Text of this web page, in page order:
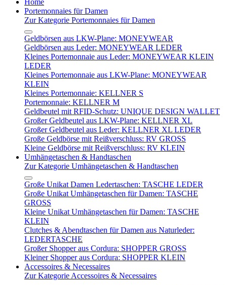
Home
Portemonnaies für Damen
Zur Kategorie Portemonnaies für Damen
Geldbörsen aus LKW-Plane: MONEYWEAR
Geldbörsen aus Leder: MONEYWEAR LEDER
Kleines Portemonnaie aus Leder: MONEYWEAR KLEIN
LEDER
Kleines Portemonnaie aus LKW-Plane: MONEYWEAR
KLEIN
Kleines Portemonnaie: KELLNER S
Portemonnaie: KELLNER M
Geldbeutel mit RFID-Schutz: UNIQUE DESIGN WALLET
Großer Geldbeutel aus LKW-Plane: KELLNER XL
Großer Geldbeutel aus Leder: KELLNER XL LEDER
Große Geldbörse mit Reißverschluss: RV GROSS
Kleine Geldbörse mit Reißverschluss: RV KLEIN
Umhängetaschen & Handtaschen
Zur Kategorie Umhängetaschen & Handtaschen
Große Unikat Damen Ledertaschen: TASCHE LEDER
Große Unikat Umhängetaschen für Damen: TASCHE
GROSS
Kleine Unikat Umhängetaschen für Damen: TASCHE
KLEIN
Clutches & Abendtaschen für Damen aus Naturleder:
LEDERTASCHE
Großer Shopper aus Cordura: SHOPPER GROSS
Kleiner Shopper aus Cordura: SHOPPER KLEIN
Accessoires & Necessaires
Zur Kategorie Accessoires & Necessaires